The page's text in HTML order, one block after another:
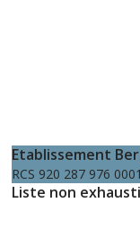
Etablissement
RCS 920 287 976
Liste non